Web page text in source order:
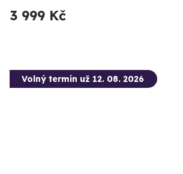
3 999 Kč
Volný termín už 12. 08. 2026